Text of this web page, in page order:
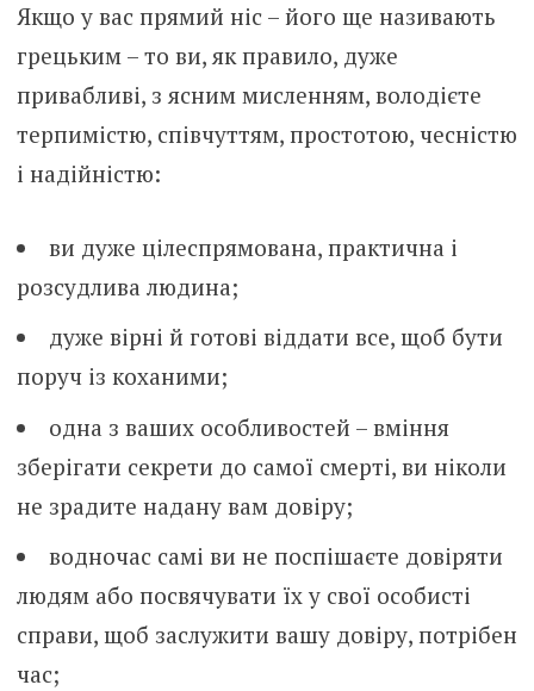
Якщо у вас прямий ніс – його ще називають
грецьким – то ви, як правило, дуже
привабливі, з ясним мисленням, володієте
терпимістю, співчуттям, простотою, чесністю
і надійністю:
ви дуже цілеспрямована, практична і
розсудлива людина;
дуже вірні й готові віддати все, щоб бути
поруч із коханими;
одна з ваших особливостей – вміння
зберігати секрети до самої смерті, ви ніколи
не зрадите надану вам довіру;
водночас самі ви не поспішаєте довіряти
людям або посвячувати їх у свої особисті
справи, щоб заслужити вашу довіру, потрібен
час;